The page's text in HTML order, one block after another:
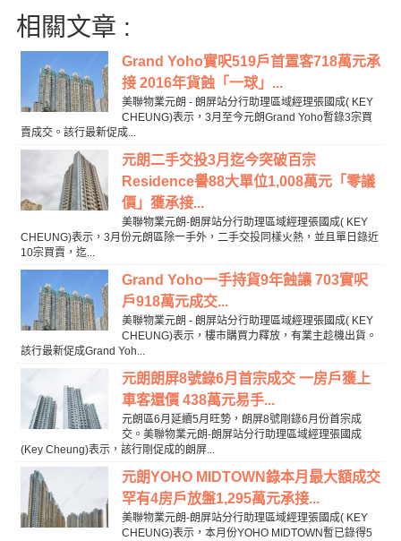
相關文章 :
Grand Yoho實呎519戶首置客718萬元承
接 2016年貨蝕「一球」...
美聯物業元朗 - 朗屏站分行助理區域經理張國成( KEY
CHEUNG)表示，3月至今元朗Grand Yoho暫錄3宗買
賣成交。該行最新促成...
元朗二手交投3月迄今突破百宗
Residence譽88大單位1,008萬元「零議
價」獲承接...
美聯物業元朗-朗屏站分行助理區域經理張國成( KEY
CHEUNG)表示，3月份元朗區除一手外，二手交投同樣火熱，並且單日錄近
10宗買賣，迄...
Grand Yoho一手持貨9年蝕讓 703實呎
戶918萬元成交...
美聯物業元朗 - 朗屏站分行助理區域經理張國成( KEY
CHEUNG)表示，樓市購買力釋放，有業主趁機出貨。
該行最新促成Grand Yoh...
元朗朗屏8號錄6月首宗成交 一房戶獲上
車客還價 438萬元易手...
元朗區6月延續5月旺勢，朗屏8號剛錄6月份首宗成
交。美聯物業元朗-朗屏站分行助理區域經理張國成
(Key Cheung)表示，該行剛促成的朗屏...
元朗YOHO MIDTOWN錄本月最大額成交
罕有4房戶放盤1,295萬元承接...
美聯物業元朗-朗屏站分行助理區域經理張國成( KEY
CHEUNG)表示，本月份YOHO MIDTOWN暫已錄得5